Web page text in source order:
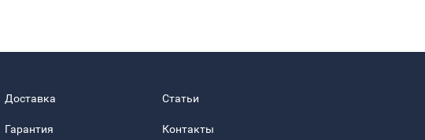
Доставка
Гарантия
Статьи
Контакты